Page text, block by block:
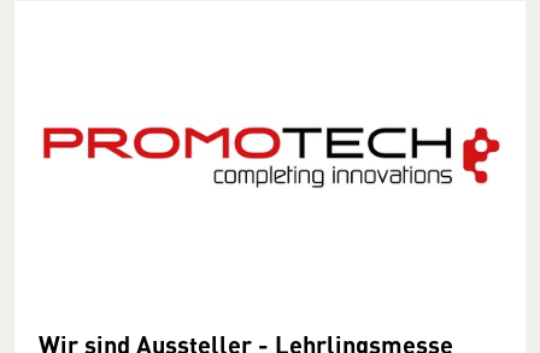
Wir sind Aussteller - Lehrlingsmesse